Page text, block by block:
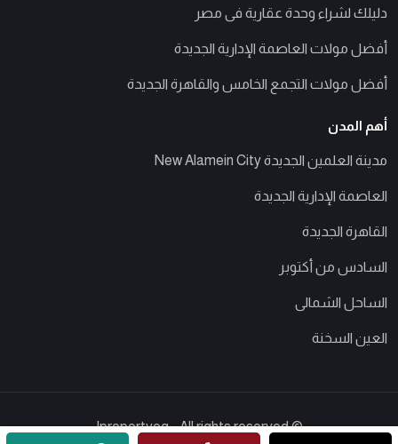
دليلك لشراء وحدة عقارية فى مصر
أفضل مولات العاصمة الإدارية الجديدة
أفضل مولات التجمع الخامس والقاهرة الجديدة
أهم المدن
مدينة العلمين الجديدة New Alamein City
العاصمة الإدارية الجديدة
القاهرة الجديدة
السادس من أكتوبر
الساحل الشمالى
العين السخنة
© Ipropertyeg - All rights reserved